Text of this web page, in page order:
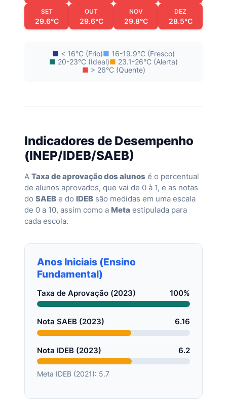
SET
29.6°C
OUT
29.6°C
NOV
29.8°C
DEZ
28.5°C
■ < 16°C (Frio)■ 16-19.9°C (Fresco)
■ 20-23°C (Ideal)■ 23.1-26°C (Alerta)
■ > 26°C (Quente)
Indicadores de Desempenho
(INEP/IDEB/SAEB)
A Taxa de aprovação dos alunos é o percentual
de alunos aprovados, que vai de 0 à 1, e as notas
do SAEB e do IDEB são medidas em uma escala
de 0 a 10, assim como a Meta estipulada para
cada escola.
Anos Iniciais (Ensino
Fundamental)
Taxa de Aprovação (2023) 100%
Nota SAEB (2023) 6.16
Nota IDEB (2023) 6.2
Meta IDEB (2021): 5.7